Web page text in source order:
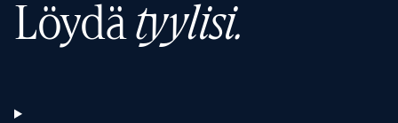
Löydätyylisi.